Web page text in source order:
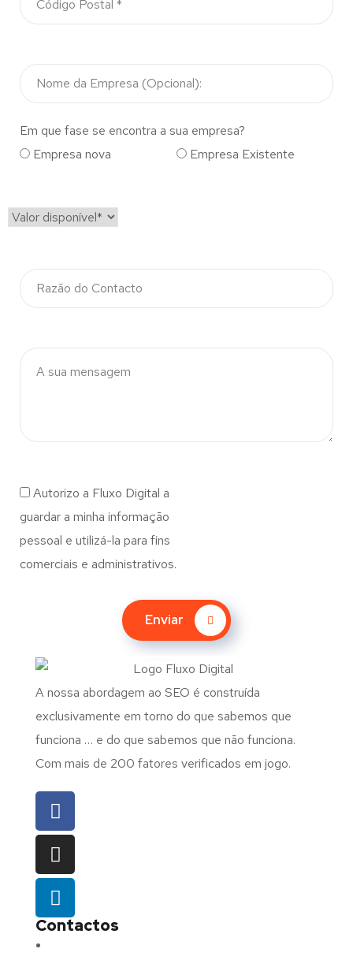
Em que fase se encontra a sua empresa?
Empresa nova
Empresa Existente
Autorizo a Fluxo Digital a
guardar a minha informação
pessoal e utilizá-la para fins
comerciais e administrativos.
Enviar
A nossa abordagem ao SEO é construída
exclusivamente em torno do que sabemos que
funciona … e do que sabemos que não funciona.
Com mais de 200 fatores verificados em jogo.
Contactos